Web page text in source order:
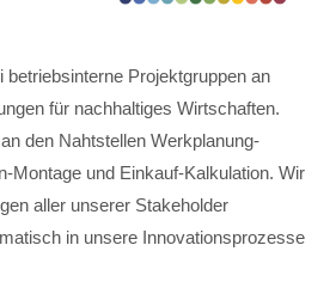
betriebsinterne Projektgruppen an
für nachhaltiges Wirtschaften.
den Nahtstellen Werkplanung-
Montage und Einkauf-Kalkulation. Wir
aller unserer Stakeholder
in unsere Innovationsprozesse